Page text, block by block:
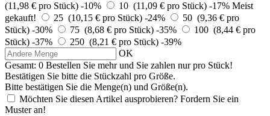
(11,98 € pro Stück) -10% 10 (11,09 € pro Stück) -17% Meist
gekauft!
25 (10,15 € pro Stück) -24%
50 (9,36 € pro
Stück) -30% 75 (8,68 € pro Stück) -35%
100 (8,44 € pro
Stück) -37% 250 (8,21 € pro Stück) -39%
OK
Gesamt: 0 Bestellen Sie mehr und Sie zahlen nurpro Stück!
Bestätigen Sie bitte die Stückzahl pro Größe.
Bitte bestätigen Sie die Menge(n) und Größe(n).
Möchten Sie diesen Artikel ausprobieren? Fordern Sie ein
Muster an!